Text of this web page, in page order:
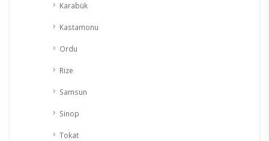
Karabük
Kastamonu
Ordu
Rize
Samsun
Sinop
Tokat